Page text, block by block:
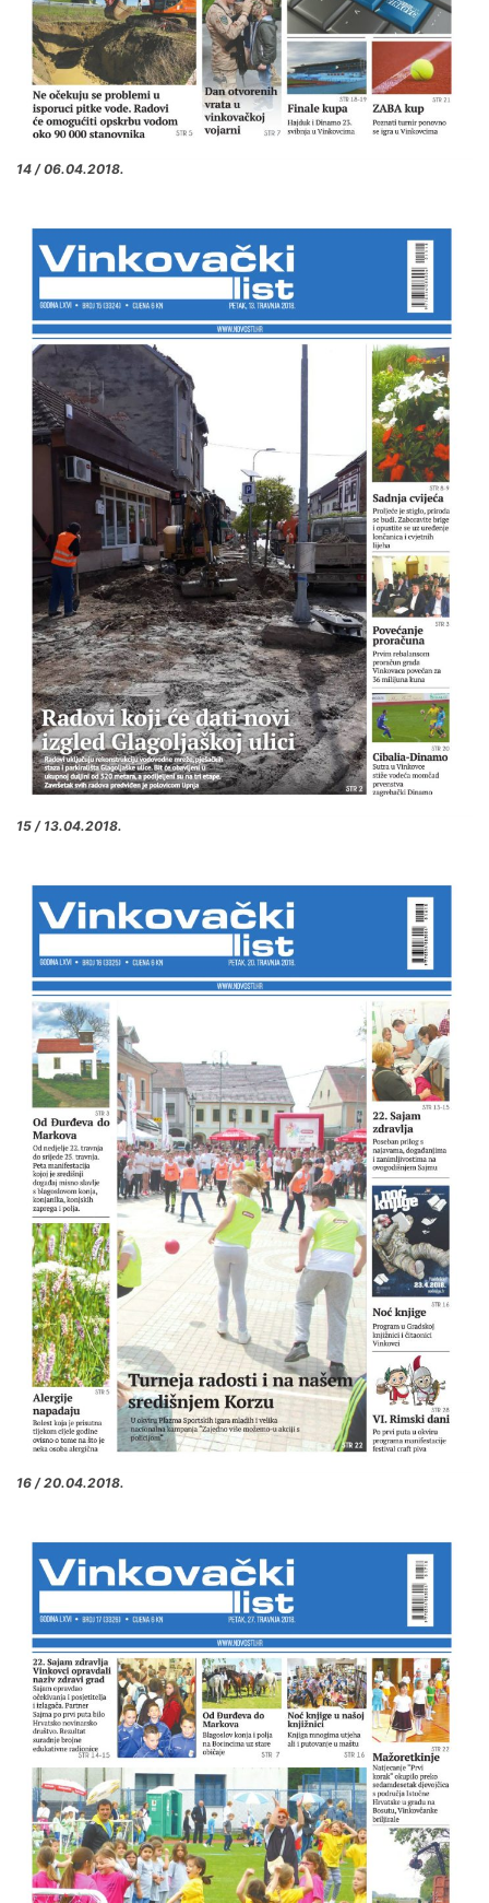
14 / 06.04.2018.
15 / 13.04.2018.
16 / 20.04.2018.